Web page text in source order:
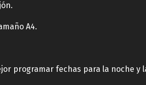
A4.
programar fechas para la noche